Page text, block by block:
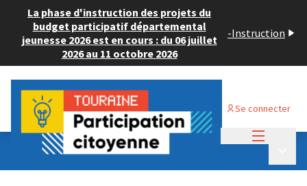
La phase d'instruction des projets du
budget participatif départemental
jeunesse 2026 est en cours : du 06 juillet
2026 au 11 octobre 2026
-Instruction
Se connecter
Budget Participatif JEUNESSE 2024
💡 Consulter les projets déposés